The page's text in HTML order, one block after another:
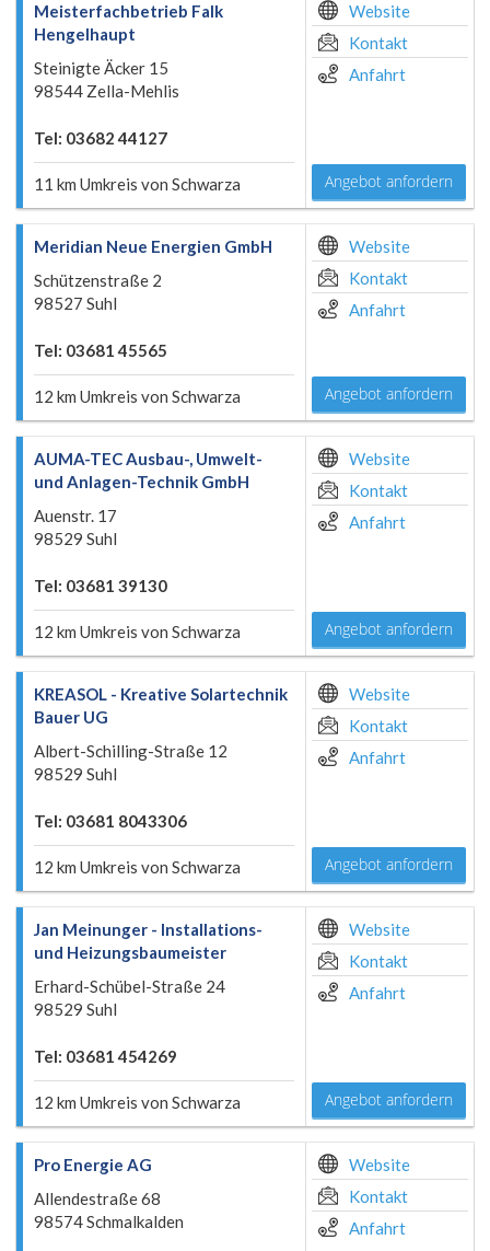
Meisterfachbetrieb Falk
Hengelhaupt
Steinigte Äcker 15
98544 Zella-Mehlis
Tel: 03682 44127
11 km Umkreis von Schwarza
Website
Kontakt
Anfahrt
Angebot anfordern
Meridian Neue Energien GmbH
Schützenstraße 2
98527 Suhl
Tel: 03681 45565
12 km Umkreis von Schwarza
Website
Kontakt
Anfahrt
Angebot anfordern
AUMA-TEC Ausbau-, Umwelt-
und Anlagen-Technik GmbH
Auenstr. 17
98529 Suhl
Tel: 03681 39130
12 km Umkreis von Schwarza
Website
Kontakt
Anfahrt
Angebot anfordern
KREASOL - Kreative Solartechnik
Bauer UG
Albert-Schilling-Straße 12
98529 Suhl
Tel: 03681 8043306
12 km Umkreis von Schwarza
Website
Kontakt
Anfahrt
Angebot anfordern
Jan Meinunger - Installations-
und Heizungsbaumeister
Erhard-Schübel-Straße 24
98529 Suhl
Tel: 03681 454269
12 km Umkreis von Schwarza
Website
Kontakt
Anfahrt
Angebot anfordern
Pro Energie AG
Allendestraße 68
98574 Schmalkalden
Website
Kontakt
Anfahrt